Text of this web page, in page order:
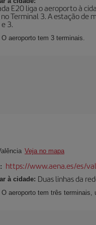
E20 liga o aeroporto à
Terminal 3. A estação de
3.
O aeroporto tem 3 terminais.
Veja no mapa
https://www.aena.es/es/
à cidade: Duas linhas da
O aeroporto tem três terminais,